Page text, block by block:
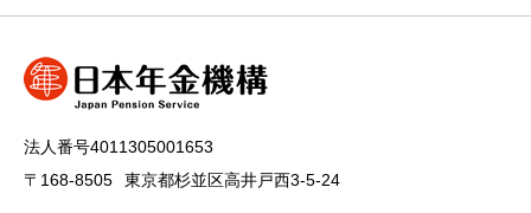
法人番号4011305001653
〒168-8505
東京都杉並区高井戸西3-5-24